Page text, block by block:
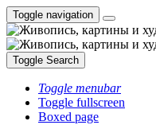
Toggle navigation
Toggle Search
Toggle menubar
Toggle fullscreen
Boxed page